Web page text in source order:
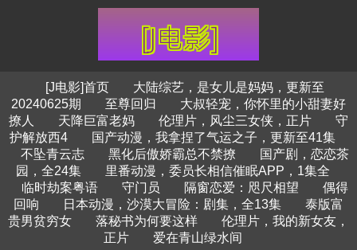
[J电影]首页
大陆综艺，是女儿是妈妈，更新至
20240625期
至尊回归
大叔轻宠，你怀里的小甜妻好
撩人
天降巨富老妈 伦理片，风尘三女侠，正片
守
护解放西4
国产动漫，我拿捏了气运之子，更新至41集
不坠青云志
黑化后傲娇霸总不禁撩
国产剧，恋恋茶
园，全24集
里番动漫，委员长相信催眠APP，1集全
临时劫案粤语
守门员 隔窗恋爱：咫尺相望
偶得
回响
日本动漫，沙漠大冒险：剧集，全13集
泰版富
贵男贫穷女
落秘书为何要这样
伦理片，我的新女友，
正片
爱在青山绿水间